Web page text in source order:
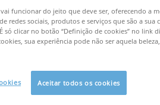
Creme
Cremosa e
O
CeraVe Creme
para o rosto e corpo
funcionar do jeito que deve ser, oferecendo a
redes sociais, produtos e serviços que são a sua
só clicar no botão “Definição de cookies” no link
sua experiência pode não ser aquela
Aceitar todos os cookies